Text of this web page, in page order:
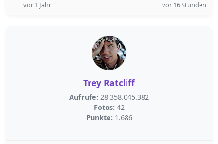
vor 1 Jahr vor 16 Stunden
Trey Ratcliff
Aufrufe: 28.358.045.382
Fotos: 42
Punkte: 1.686